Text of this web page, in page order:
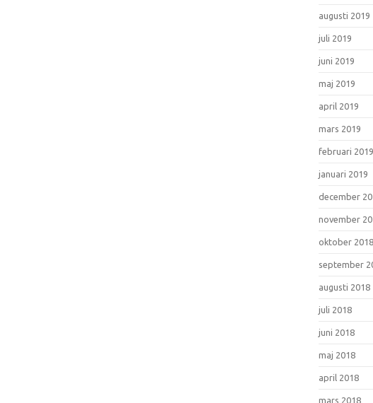
augusti 2019
juli 2019
juni 2019
maj 2019
april 2019
mars 2019
februari 2019
januari 2019
december
november
oktober 2018
september
augusti 2018
juli 2018
juni 2018
maj 2018
april 2018
mars 2018